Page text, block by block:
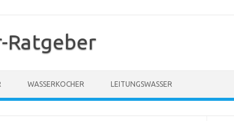
Ratgeber
WASSERKOCHER LEITUNGSWASSER